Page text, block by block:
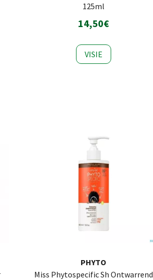
125ml
14,50€
VISIE
PHYTO
Miss Phytospecific Sh Ontwarrend